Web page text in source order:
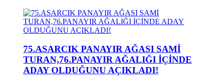
75.ASARCIK PANAYIR AĞASI SAMİ
TURAN,76.PANAYIR AĞALIĞI İÇİNDE
ADAY OLDUĞUNU AÇIKLADI!